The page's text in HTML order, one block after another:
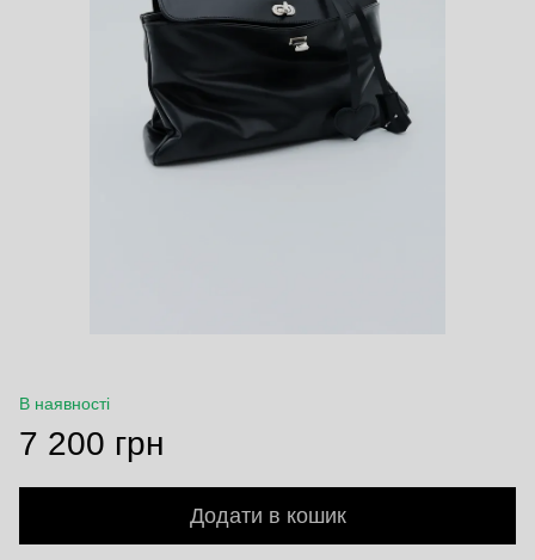
В наявності
7 200 грн
Додати в кошик